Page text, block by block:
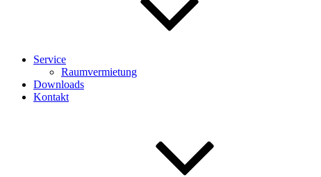
Service
Raumvermietung
Downloads
Kontakt